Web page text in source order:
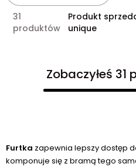
31
produktów
Produkt
unique
Zobaczyłeś 31
Furtka zapewnia lepszy dostęp
komponuje się z bramą tego